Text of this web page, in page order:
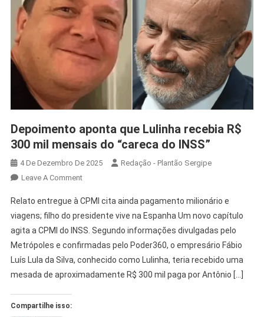
Depoimento aponta que Lulinha recebia R$
300 mil mensais do “careca do INSS”
4 De Dezembro De 2025
Redação - Plantão Sergipe
Leave A Comment
Relato entregue à CPMI cita ainda pagamento milionário e
viagens; filho do presidente vive na Espanha Um novo capítulo
agita a CPMI do INSS. Segundo informações divulgadas pelo
Metrópoles e confirmadas pelo Poder360, o empresário Fábio
Luís Lula da Silva, conhecido como Lulinha, teria recebido uma
mesada de aproximadamente R$ 300 mil paga por Antônio […]
Compartilhe isso: